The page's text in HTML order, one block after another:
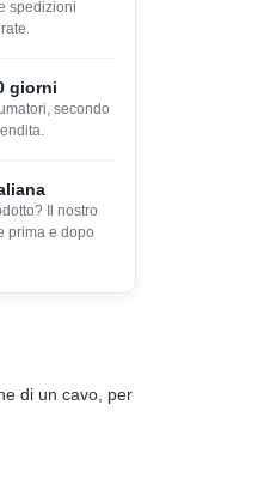
spedizioni
giorni
secondo
Il nostro
prima e dopo
di un cavo, per